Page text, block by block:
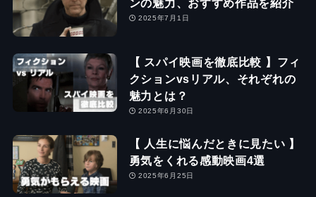
ンの魅力、おすすめ作品を紹介
2025年7月1日
【 スパイ映画を徹底比較 】フィ
クションvsリアル、それぞれの
魅力とは？
2025年6月30日
【 人生に悩んだときに見たい 】
勇気をくれる感動映画4選
2025年6月25日